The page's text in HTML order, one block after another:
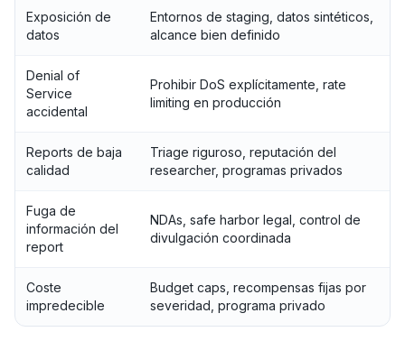
Exposición de
datos
Entornos de staging, datos sintéticos,
alcance bien definido
Denial of
Service
accidental
Prohibir DoS explícitamente, rate
limiting en producción
Reports de baja
calidad
Triage riguroso, reputación del
researcher, programas privados
Fuga de
información del
report
NDAs, safe harbor legal, control de
divulgación coordinada
Coste
impredecible
Budget caps, recompensas fijas por
severidad, programa privado